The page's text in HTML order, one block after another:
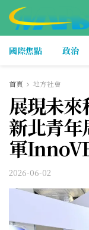
國際焦點 政治
首頁 地方社會
展現未來
新北青
軍
2026-06-02